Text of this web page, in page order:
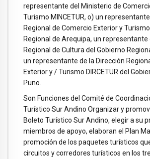
representante del Ministerio de
Turismo MINCETUR, o) un
Regional de Comercio Exterior y
Regional de Arequipa, un representante
Regional de Cultura del Gobierno
un representante de la Dirección
Exterior y / Turismo DIRCETUR del
Puno.
Son Funciones del Comité de
Turístico Sur Andino Organizar y
Boleto Turístico Sur Andino, elegir a su
miembros de apoyo, elaboran el Plan
promoción de los paquetes turísticos
circuitos y corredores turísticos en los